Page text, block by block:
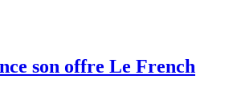
son offre Le French